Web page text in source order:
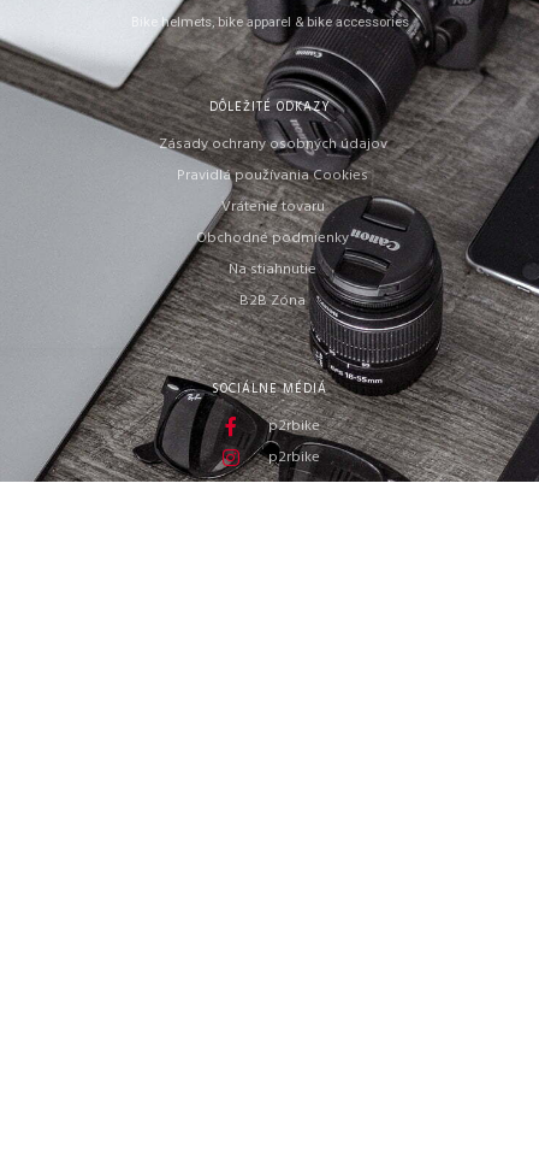
SOCIÁLNE MÉDIÁ
p2rbike
p2rbike
P2R BIKE
DÔLEŽITÉ ODKAZY
Zásady ochrany osobných údajov
Pravidlá používania Cookies
Vrátenie tovaru
Obchodné podmienky
Na stiahnutie
B2B Zóna
Bike helmets, bike apparel & bike accessories